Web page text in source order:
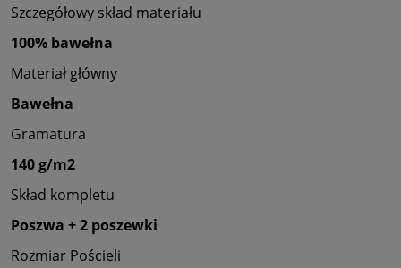
Szczegółowy skład materiału
100% bawełna
Materiał główny
Bawełna
Gramatura
140 g/m2
Skład kompletu
Poszwa + 2 poszewki
Rozmiar Pościeli